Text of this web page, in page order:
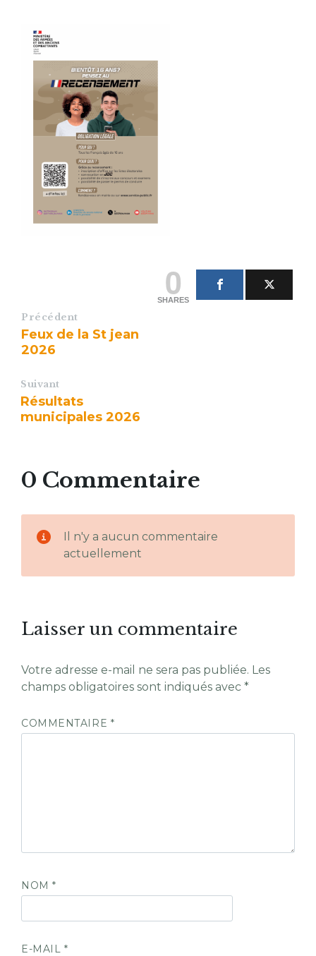
0
SHARES
Précédent
Feux de la St jean
2026
Suivant
Résultats
municipales 2026
0 Commentaire
Il n'y a aucun commentaire
actuellement
Laisser un commentaire
Votre adresse e-mail ne sera pas publiée. Les
champs obligatoires sont indiqués avec *
COMMENTAIRE *
NOM*
E-MAIL *